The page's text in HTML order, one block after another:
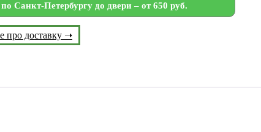
Санкт-Петербургу до двери – от 650 руб.
про доставку ➝